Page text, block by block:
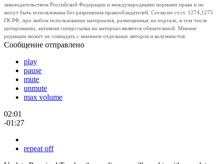
законодательством Российской Федерации и международными нормами права и не
могут быть использованы без разрешения правообладателей. Согласно ст.ст. 1274,1275
ГК РФ, при любом использовании материалов, размещенных на портале, в том числе
цитировании, активная гиперссылка на материал является обязательной. Мнение
редакции может не совпадать с мнением отдельных авторов и колумнистов.
Сообщение отправлено
play
pause
mute
unmute
max volume
02:01
-01:27
repeat off